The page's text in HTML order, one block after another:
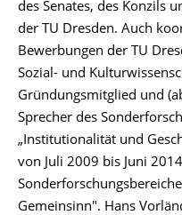
des Senates, des Konzils
der TU Dresden. Auch
Bewerbungen der TU
Sozial- und
Gründungsmitglied und
Sprecher des
„Institutionalität und
von Juli 2009 bis Juni
Gemeinsinn". Hans